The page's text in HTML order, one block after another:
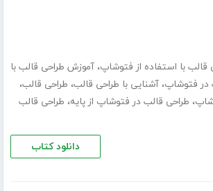
با استفاده از فتوشاپ، آموزش طراحی قالب با
در فتوشاپ، آشنایی با طراحی قالب، طراحی قالب،
، طراحی قالب در فتوشاپ از پایه، طراحی قالب
دانلود کتاب